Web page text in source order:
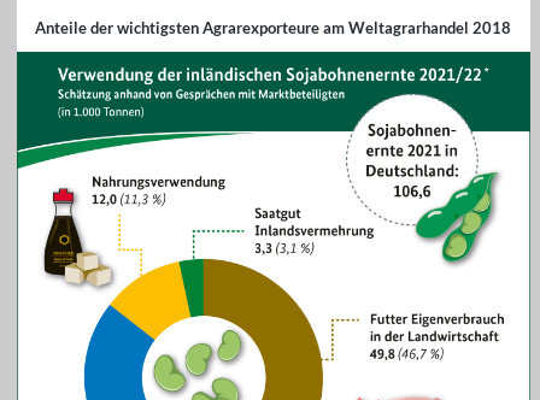
Anteile der wichtigsten Agrarexporteure am Weltagrarhandel 2018